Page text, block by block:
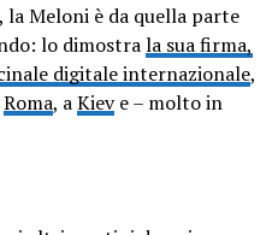
Meloni è da quella parte
lo dimostrala sua firma,
digitale internazionale,
Roma, aKieve – molto in